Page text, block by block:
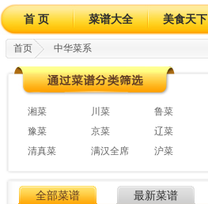
首 页 菜谱大全 美食天下
首页 中华菜系
湘菜 川菜 鲁菜
豫菜
京菜 辽菜
清真菜
满汉全席 沪菜
全部菜谱 最新菜谱